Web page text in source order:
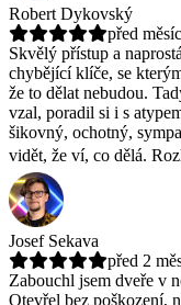
Robert Dykovský
před
Skvělý přístup a
chybějící klíče, se
že to dělat nebudou.
vzal, poradil si i s
šikovný, ochotný,
vidět, že ví, co dělá.
Josef Sekava
před 2
Zabouchl jsem dveře v
Otevřel bez poškození,